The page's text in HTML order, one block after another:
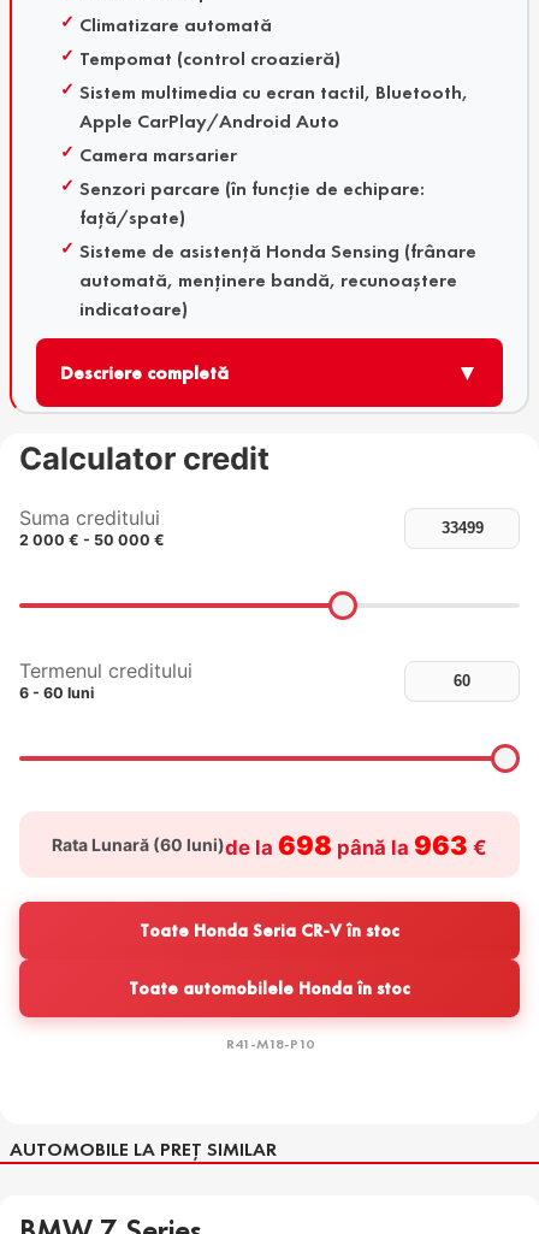
Climatizare automată
Tempomat (control croazieră)
Sistem multimedia cu ecran tactil, Bluetooth,
Apple CarPlay/Android Auto
Camera marsarier
Senzori parcare (în funcție de echipare:
față/spate)
Sisteme de asistență Honda Sensing (frânare
automată, menținere bandă, recunoaștere
indicatoare)
Descriere completă ▼
Calculator credit
Suma creditului
2 000 € - 50 000 €
Termenul creditului
6 - 60 luni
Rata Lunară (60 luni)de la 698 până la 963 €
Toate Honda Seria CR-V în stoc
Toate automobilele Honda în stoc
R41-M18-P10
AUTOMOBILE LA PREȚ SIMILAR